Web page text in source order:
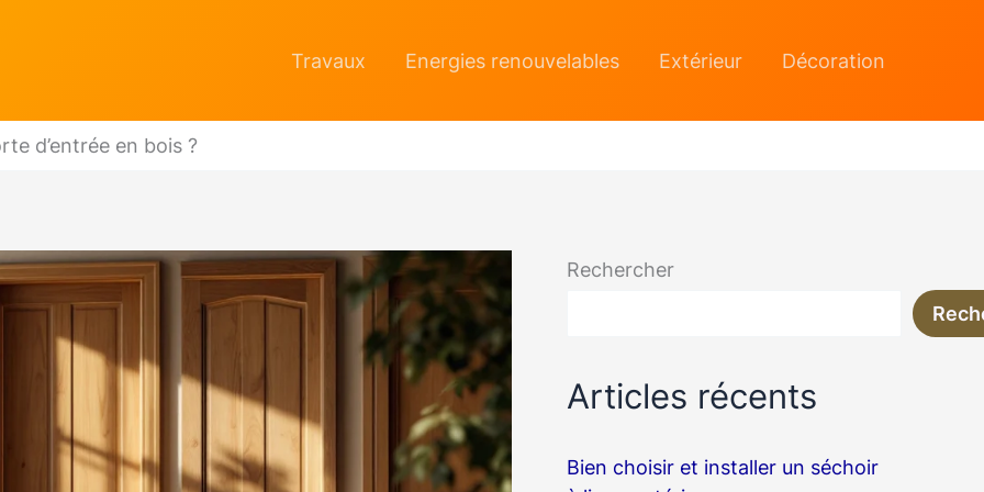
Travaux Energies renouvelables Extérieur Décoration
d’entrée en bois ?
Rechercher
Articles récents
Bien choisir et installer un séchoir